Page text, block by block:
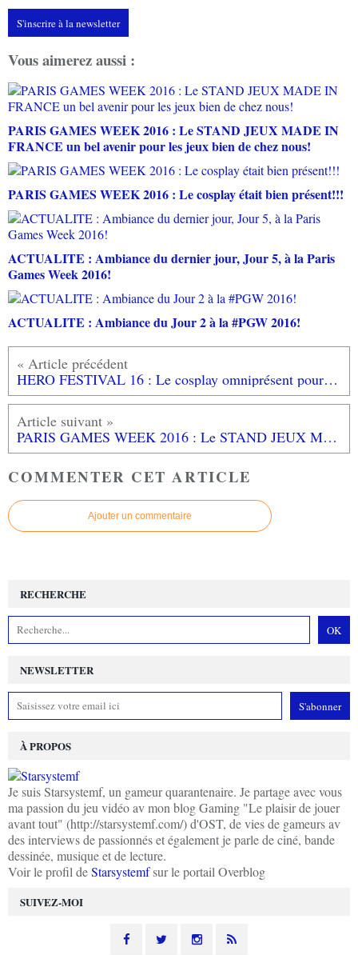
S'inscrire à la newsletter
Vous aimerez aussi :
PARIS GAMES WEEK 2016 : Le STAND JEUX MADE IN
FRANCE un bel avenir pour les jeux bien de chez nous!
PARIS GAMES WEEK 2016 : Le cosplay était bien présent!!!
ACTUALITE : Ambiance du dernier jour, Jour 5, à la Paris
Games Week 2016!
ACTUALITE : Ambiance du Jour 2 à la #PGW 2016!
HERO FESTIVAL 16 : Le cosplay omniprésent pour le plaisir des yeux
PARIS GAMES WEEK 2016 : Le STAND JEUX MADE IN FRANCE un bel avenir pour les jeux bien de chez nous!
COMMENTER CET ARTICLE
Ajouter un commentaire
NEWSLETTER
SUIVEZ-MOI
RECHERCHE
À PROPOS
Je suis Starsystemf, un gameur quarantenaire. Je partage avec vous
ma passion du jeu vidéo av mon blog Gaming "Le plaisir de jouer
avant tout" (http://starsystemf.com/) d'OST, de vies de gameurs av
des interviews de passionnés et également je parle de ciné, bande
dessinée, musique et de lecture.
Voir le profil deStarsystemfsur le portail Overblog